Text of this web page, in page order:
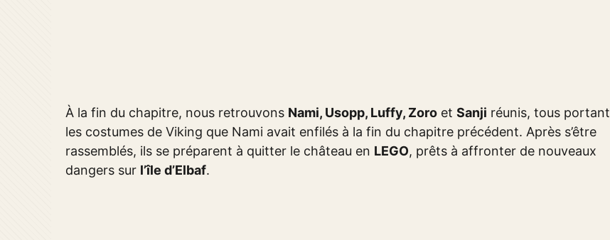
À la fin du chapitre, nous retrouvons Nami, Usopp, Luffy, Zoro et Sanji réunis, tous portant
les costumes de Viking que Nami avait enfilés à la fin du chapitre précédent. Après s’être
rassemblés, ils se préparent à quitter le château en LEGO, prêts à affronter de nouveaux
dangers sur l’île d’Elbaf.